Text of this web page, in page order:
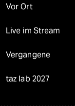
Vor Ort
Live im Stream
Vergangene
taz lab 2027